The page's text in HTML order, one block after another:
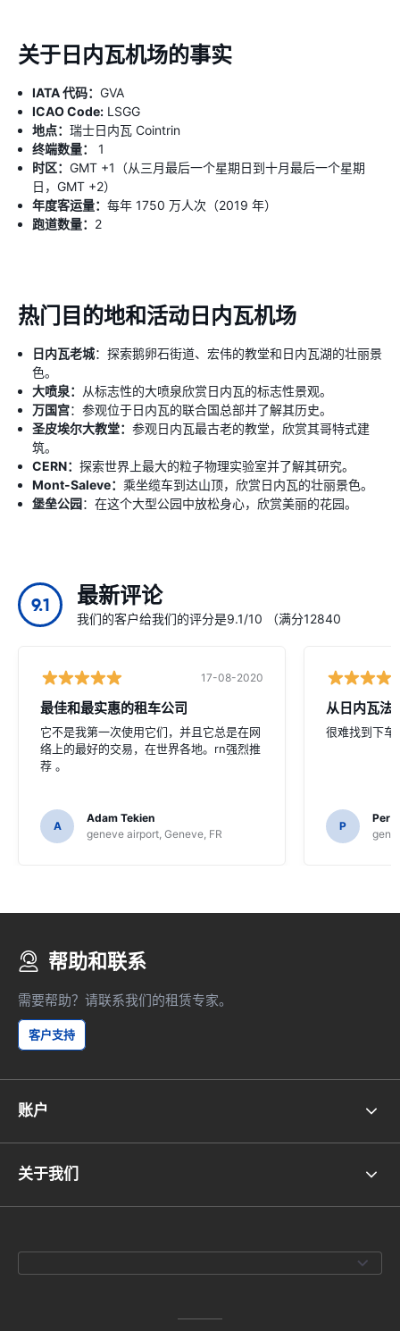
关于日内瓦机场的事实
IATA 代码： GVA
ICAO Code: LSGG
地点： 瑞士日内瓦 Cointrin
终端数量：
1
时区： GMT +1（从三月最后一个星期日到十月最后一个星期
日，GMT +2）
年度客运量： 每年 1750 万人次（2019 年）
跑道数量： 2
热门目的地和活动日内瓦机场
日内瓦老城：探索鹅卵石街道、宏伟的教堂和日内瓦湖的壮丽景
色。
大喷泉：
从标志性的大喷泉欣赏日内瓦的标志性景观。
万国宫：参观位于日内瓦的联合国总部并了解其历史。
圣皮埃尔大教堂： 参观日内瓦最古老的教堂，欣赏其哥特式建
筑。
CERN： 探索世界上最大的粒子物理实验室并了解其研究。
Mont-Saleve： 乘坐缆车到达山顶，欣赏日内瓦的壮丽景色。
堡垒公园：在这个大型公园中放松身心，欣赏美丽的花园。
9.1 最新评论
我们的客户给我们的评分是9.1/10 （满分12840
17-08-2020
最佳和最实惠的租车公司
它不是我第一次使用它们，并且它总是在网
络上的最好的交易，在世界各地。rn强烈推
荐 。
A
Adam Tekien
geneve airport, Geneve, FR
从日内瓦法
很难找到下车
P
Per
帮助和联系
需要帮助？请联系我们的租赁专家。
客户支持
账户
关于我们